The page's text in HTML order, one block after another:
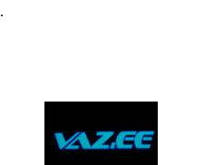
.